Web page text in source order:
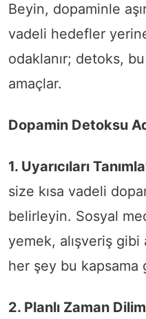
Beyin, dopaminle
vadeli hedefler
odaklanır; detoks,
amaçlar.
Dopamin Detoksu
1. Uyarıcıları
size kısa vadeli
belirleyin. Sosyal
yemek, alışveriş gibi
her şey bu kapsama
2. Planlı Zaman